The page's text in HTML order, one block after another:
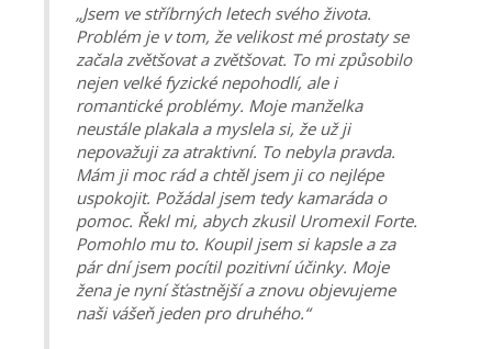
„Jsem ve stříbrných letech svého života.
Problém je v tom, že velikost mé prostaty se
začala zvětšovat a zvětšovat. To mi způsobilo
nejen velké fyzické nepohodlí, ale i
romantické problémy. Moje manželka
neustále plakala a myslela si, že už ji
nepovažuji za atraktivní. To nebyla pravda.
Mám ji moc rád a chtěl jsem ji co nejlépe
uspokojit. Požádal jsem tedy kamaráda o
pomoc. Řekl mi, abych zkusil Uromexil Forte.
Pomohlo mu to. Koupil jsem si kapsle a za
pár dní jsem pocítil pozitivní účinky. Moje
žena je nyní šťastnější a znovu objevujeme
naši vášeň jeden pro druhého.“